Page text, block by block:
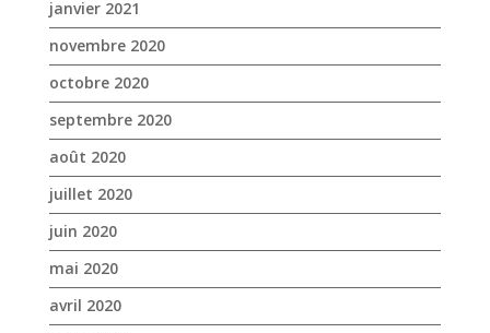
janvier 2021
novembre 2020
octobre 2020
septembre 2020
août 2020
juillet 2020
juin 2020
mai 2020
avril 2020